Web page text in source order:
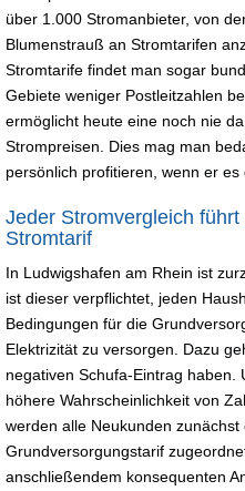
über 1.000 Stromanbieter, von
Blumenstrauß an Stromtarifen
Stromtarife findet man sogar
Gebiete weniger Postleitzahlen
ermöglicht heute eine noch nie
Strompreisen. Dies mag man
persönlich profitieren, wenn er es
Jeder Stromvergleich
Stromtarif
In Ludwigshafen am Rhein ist
ist dieser verpflichtet, jeden
Bedingungen für die
Elektrizität zu versorgen. Dazu
negativen Schufa-Eintrag haben.
höhere Wahrscheinlichkeit von
werden alle Neukunden
Grundversorgungstarif
anschließendem konsequenten